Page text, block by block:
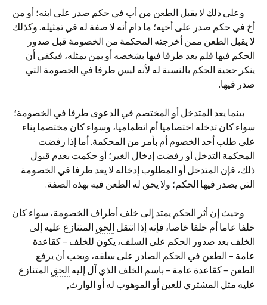
وعلى ذلك لا يقبل الطعن من أب في حكم صدر على ابنه؛ أو من
أخ في حكم صدر على أخيه؛ ما دام أنه لا صفة له في تمثيله. وكذلك
لا يقبل الطعن ممن أخرجته المحكمة من الخصومة قبل صدور
الحكم فيها فلم يعد طرفا فيها بشخصه أو بمن يمثله، فيكفي أن
ينكر حجية الحكم بالنسبة له لأنه ليس طرفا في الخصومة التي
صدر فيها.
بينما يعد المتدخل أو المختصم في الدعوى طرفا في الخصومة؛
سواء كان تدخله اختصاميا أم انظماميا، وسواء كان مختصما بناء
على طلب أحد الخصوم أم بأمر من المحكمة. أما إذا رفضت
المحكمة التدخل أو رفضت إدخال الغير؛ أو حكمت بعدم قبول
ذلك، فإن المتدخل أو المطلوب إدخاله لا يعد طرفا في الخصومة
التي يصدر فيها الحكم؛ ولا يحق له الطعن فيه بهذه الصفة.
وحيث إن أثر الحكم يمتد إلى خلف أطراف الخصومة، سواء كان
خلفا عاما أم خلفا خاصا، فإنه إذا انتقل الحق المتنازع عليه إلى
الخلف بعد صدور الحكم على السلف، يكون للخلف – كقاعدة
عامة – الطعن في الحكم الصادر على سلفه، ويجب أن يرفع
الطعن – كقاعدة عامة – باسم الخلف الذي آل إليه الحق المتنازع
عليه مثل المشتري للعين أو الموهوب له أو الوارث,